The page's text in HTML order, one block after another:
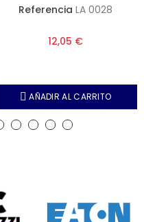
Referencia LA 0028
12,05 €
AÑADIR AL CARRITO